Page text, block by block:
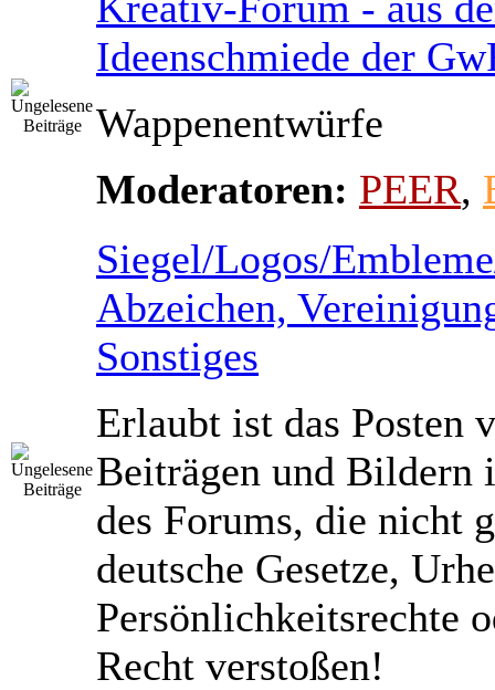
Ideenschmiede der
Wappenentwürfe
Moderatoren: PEER,
Siegel/Logos/
Abzeichen,
Sonstiges
Erlaubt ist das Posten
Beiträgen und Bildern
des Forums, die nicht
deutsche Gesetze,
Persönlichkeitsrechte
Recht verstoßen!